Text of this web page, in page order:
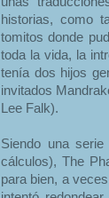
historias, como
tomitos donde
toda la vida, la
tenía dos hijos
invitados
Lee Falk).
Siendo una
cálculos), The
para bien, a